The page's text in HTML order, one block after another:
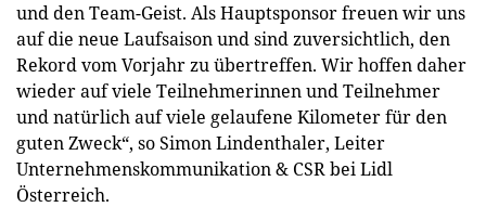
und den Team-Geist. Als Hauptsponsor freuen wir uns
auf die neue Laufsaison und sind zuversichtlich, den
Rekord vom Vorjahr zu übertreffen. Wir hoffen daher
wieder auf viele Teilnehmerinnen und Teilnehmer
und natürlich auf viele gelaufene Kilometer für den
guten Zweck“, so Simon Lindenthaler, Leiter
Unternehmenskommunikation & CSR bei Lidl
Österreich.